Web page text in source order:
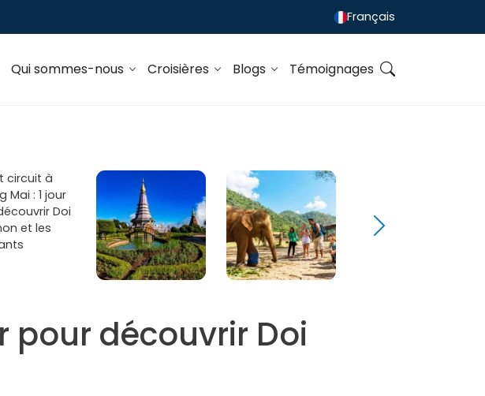
Français
Qui sommes-nous Croisières Blogs Témoignages
pour découvrir Doi